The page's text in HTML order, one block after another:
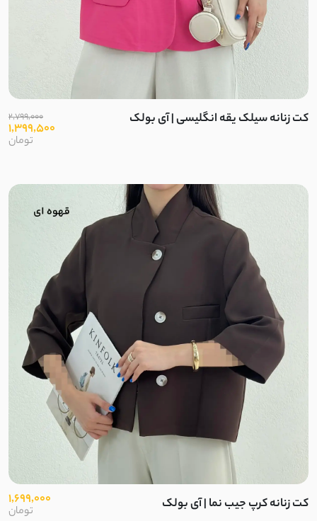
پلیسه
جین کشی
کتیبه
شانتون
نخ و پنبه اسلپ
کرپ ژورژت
اسپندکس
نایلون
پلی استر
الاستین
کت زنانه سیلک یقه انگلیسی | آی بولک 2,799,000
1,399,500
تومان
کت زنانه کرپ جیب نما | آی بولک 1,699,000
تومان